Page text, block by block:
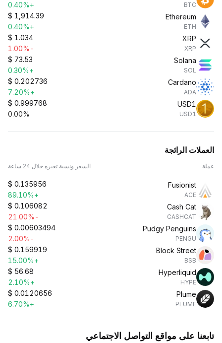
BTC
+0.40%
Ethereum
ETH
$ 1,914.39
+0.40%
XRP
XRP
$ 1.034
-1.00%
Solana
SOL
$ 73.53
+0.30%
Cardano
ADA
$ 0.202736
+7.20%
USD1
USD1
$ 0.999768
0.00%
العملات الرائجة
عملة السعر ونسبة تغيره خلال 24 ساعة
Fusionist
ACE
$ 0.135956
+89.10%
Cash Cat
CASHCAT
$ 0.106082
-21.00%
Pudgy Penguins
PENGU
$ 0.00603494
-2.00%
Block Street
BSB
$ 0.159919
+15.00%
Hyperliquid
HYPE
$ 56.68
+2.10%
Plume
PLUME
$ 0.0120656
+6.70%
تابعنا على مواقع التواصل الاجتماعي